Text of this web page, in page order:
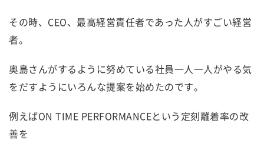
その時、CEO、最高経営責任者であった人がすごい経営
者。
奥島さんがするように努めている社員一人一人がやる気
をだすようにいろんな提案を始めたのです。
例えばON TIME PERFORMANCEという定刻離着率の改
善を